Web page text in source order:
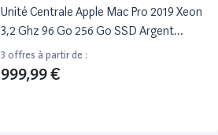
Unité Centrale Apple Mac Pro 2019 Xeon
3,2 Ghz 96 Go 256 Go SSD Argent
Reconditionné
3 offres à partir de :
999,99 €